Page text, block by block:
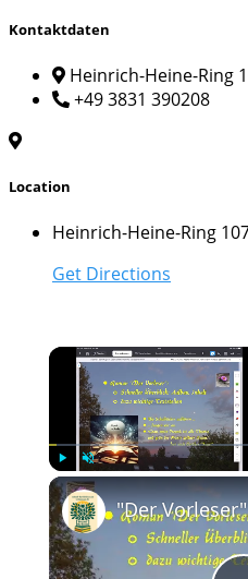
Kontaktdaten
Heinrich-Heine-Ring
+49 3831 390208
Location
Heinrich-Heine-Ring
Get Directions
Play Unmute